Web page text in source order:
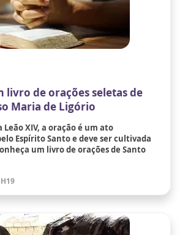
livro de orações seletas de
Maria de Ligório
Leão XIV, a oração é um ato
Espírito Santo e deve ser cultivada
um livro de orações de Santo